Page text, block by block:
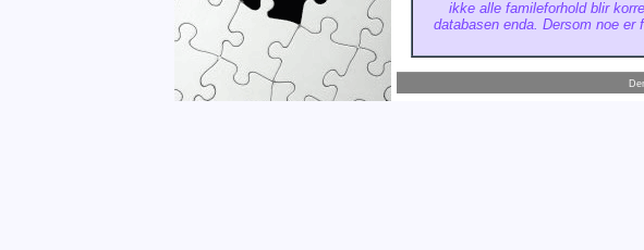
ikke alle famileforhold blir
databasen enda. Dersom noe